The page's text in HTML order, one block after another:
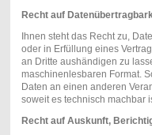
Recht auf
Ihnen steht das Recht zu,
oder in Erfüllung eines
an Dritte aushändigen zu
maschinenlesbaren Format.
Daten an einen anderen
soweit es technisch machbar
Recht auf Auskunft,